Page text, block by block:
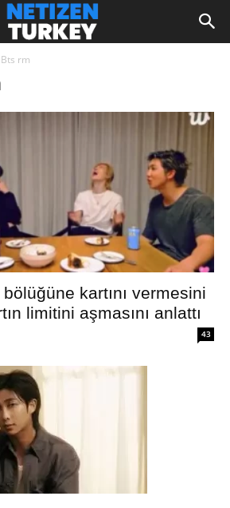
Bts rm
kartını vermesini
limitini aşmasını anlattı
43